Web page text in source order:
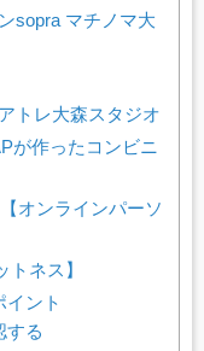
sopra マチノマ大
トレ大森スタジオ
が作ったコンビニ
オンラインパーソ
ネス】
イント
する